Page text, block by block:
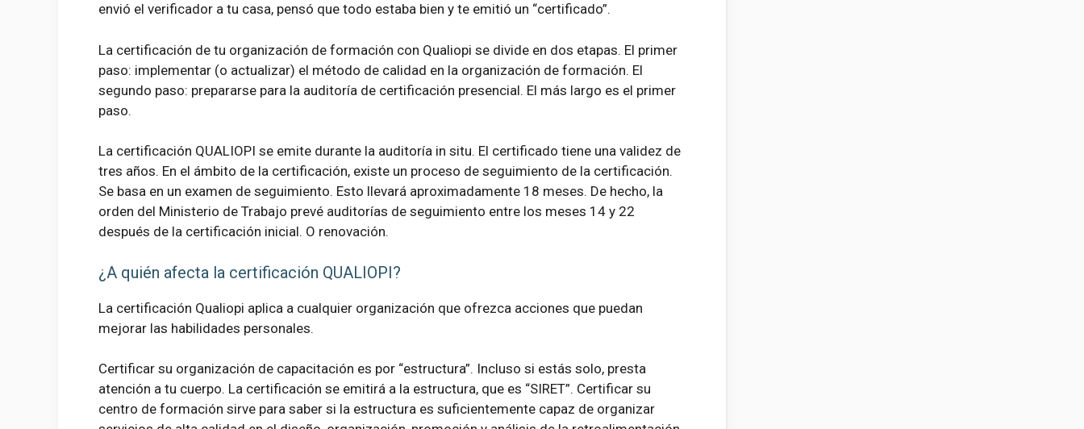
envió el verificador a tu casa, pensó que todo estaba bien y te emitió un “certificado”.
La certificación de tu organización de formación con Qualiopi se divide en dos etapas. El primer
paso: implementar (o actualizar) el método de calidad en la organización de formación. El
segundo paso: prepararse para la auditoría de certificación presencial. El más largo es el primer
paso.
La certificación QUALIOPI se emite durante la auditoría in situ. El certificado tiene una validez de
tres años. En el ámbito de la certificación, existe un proceso de seguimiento de la certificación.
Se basa en un examen de seguimiento. Esto llevará aproximadamente 18 meses. De hecho, la
orden del Ministerio de Trabajo prevé auditorías de seguimiento entre los meses 14 y 22
después de la certificación inicial. O renovación.
¿A quién afecta la certificación QUALIOPI?
La certificación Qualiopi aplica a cualquier organización que ofrezca acciones que puedan
mejorar las habilidades personales.
Certificar su organización de capacitación es por “estructura”. Incluso si estás solo, presta
atención a tu cuerpo. La certificación se emitirá a la estructura, que es “SIRET”. Certificar su
centro de formación sirve para saber si la estructura es suficientemente capaz de organizar